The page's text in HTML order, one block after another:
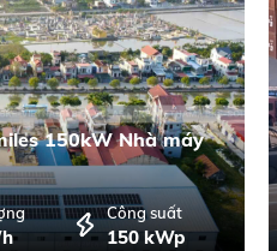
150kW Nhà máy
Công suất
150 kWp